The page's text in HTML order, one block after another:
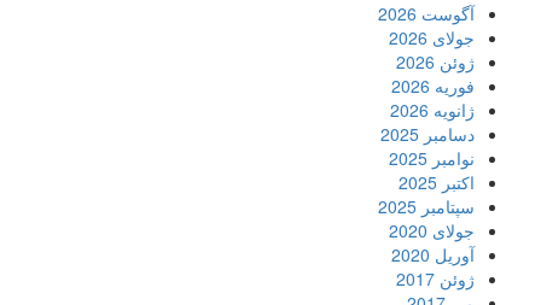
آگوست 2026
جولای 2026
ژوئن 2026
فوریه 2026
ژانویه 2026
دسامبر 2025
نوامبر 2025
اکتبر 2025
سپتامبر 2025
جولای 2020
آوریل 2020
ژوئن 2017